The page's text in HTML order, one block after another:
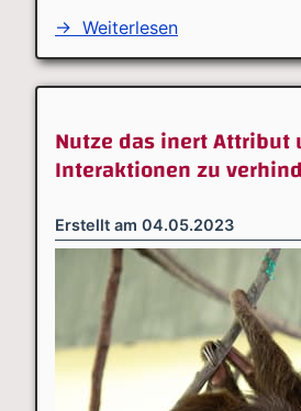
→ Weiterlesen
Nutze das inert Attribut
Interaktionen zu
Erstellt am 04.05.2023